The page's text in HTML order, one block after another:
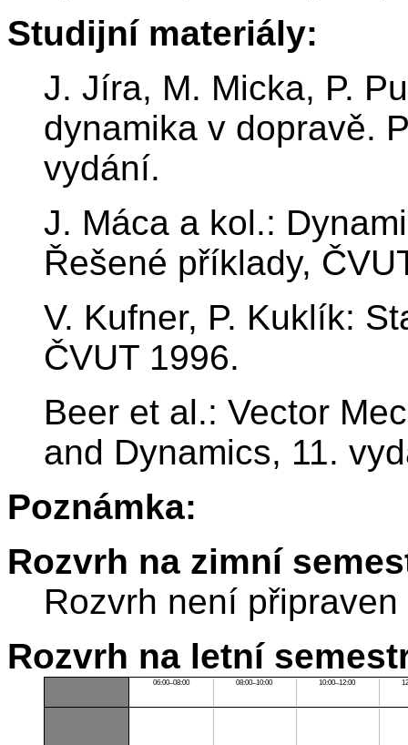
Studijní materiály:
J. Jíra, M. Micka, P.
dynamika v dopravě.
vydání.
J. Máca a kol.:
Řešené příklady,
V. Kufner, P. Kuklík:
ČVUT 1996.
Beer et al.: Vector
and Dynamics, 11.
Poznámka:
Rozvrh na zimní
Rozvrh není připraven
Rozvrh na letní
06:00–08:00 08:00–10:00 10:00–12:00